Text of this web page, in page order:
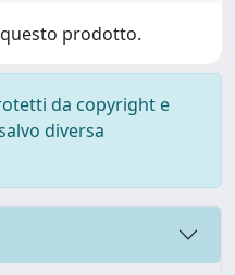
prodotto.
da copyright e
diversa